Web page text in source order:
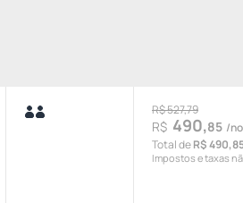
R$ 527,79
R$ 490,85 /
Total deR$
Impostos e taxas